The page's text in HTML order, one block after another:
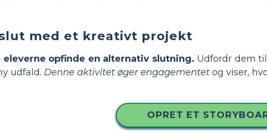
med et kreativt projekt
eleverne opfinde en alternativ slutning. Udfordr dem
udfald. Denne aktivitet øger engagementet og viser,
OPRET ET